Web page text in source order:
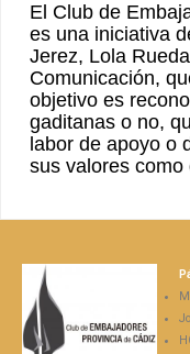
El Club de
es una iniciativa
Jerez, Lola
Comunicación,
objetivo es
gaditanas o no,
labor de apoyo o
sus valores